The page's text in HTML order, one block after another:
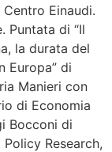
Einaudi.
Puntata di “Il
la durata del
Europa” di
Manieri con
di Economia
Bocconi di
Research,